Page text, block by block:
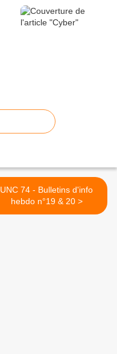
UNC 74 - Bulletins d'info
hebdo n°19 & 20 >